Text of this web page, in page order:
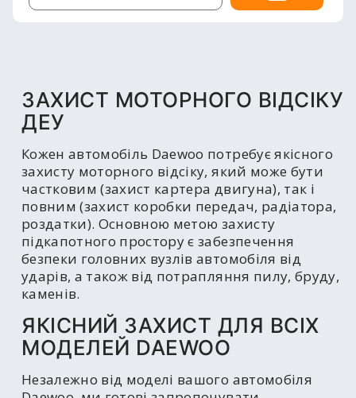
ЗАХИСТ МОТОРНОГО ВІДСІКУ
ДЕУ
Кожен автомобіль Daewoo потребує якісного
захисту моторного відсіку, який може бути
частковим (захист картера двигуна), так і
повним (захист коробки передач, радіатора,
роздатки). Основною метою захисту
підкапотного простору є забезпечення
безпеки головних вузлів автомобіля від
ударів, а також від потрапляння пилу, бруду,
каменів.
ЯКІСНИЙ ЗАХИСТ ДЛЯ ВСІХ
МОДЕЛЕЙ DAEWOO
Незалежно від моделі вашого автомобіля